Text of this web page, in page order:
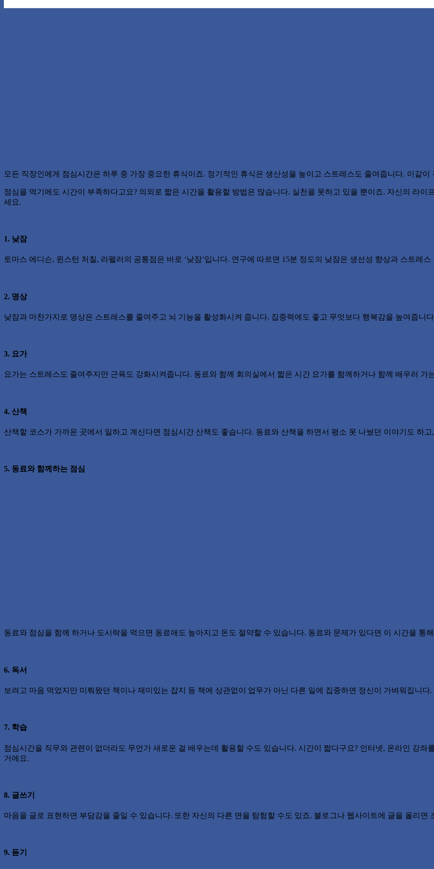
모든 직장인에게 점심시간은 하루 중 가장 중요한 휴식이죠. 정기적인 휴식은 생산성을 높이고 스트레스도 줄여줍니다. 이같
점심을 먹기에도 시간이 부족하다고요? 의외로 짧은 시간을 활용할 방법은 많습니다. 실천을 못하고 있을 뿐이죠. 자신의 라이
세요.
1. 낮잠
토마스 에디슨, 윈스턴 처칠, 라펠러의 공통점은 바로 ‘낮잠’입니다. 연구에 따르면 15분 정도의 낮잠은 생선성 향상과 스트레
2. 명상
낮잠과 마찬가지로 명상은 스트레스를 줄여주고 뇌 기능을 활성화시켜 줍니다. 집중력에도 좋고 무엇보다 행복감을 높여줍니
3. 요가
요가는 스트레스도 줄여주지만 근육도 강화시켜줍니다. 동료와 함께 회의실에서 짧은 시간 요가를 함께하거나 함께 배우러 가
4. 산책
산책할 코스가 가까운 곳에서 일하고 계신다면 점심시간 산책도 좋습니다. 동료와 산책을 하면서 평소 못 나눴던 이야기도 하
5. 동료와 함께하는 점심
동료와 점심을 함께 하거나 도시락을 먹으면 동료애도 높아지고 돈도 절약할 수 있습니다. 동료와 문제가 있다면 이 시간을 통
6. 독서
보려고 마음 먹었지만 미뤄왔던 책이나 재미있는 잡지 등 책에 상관없이 업무가 아닌 다른 일에 집중하면 정신이 가벼워집니다.
7. 학습
점심시간을 직무와 관련이 없더라도 무언가 새로운 걸 배우는데 활용할 수도 있습니다. 시간이 짧다구요? 인터넷, 온라인 강
거에요.
8. 글쓰기
마음을 글로 표현하면 부담감을 줄일 수 있습니다. 또한 자신의 다른 면을 탐험할 수도 있죠. 블로그나 웹사이트에 글을 올리면
9. 듣기